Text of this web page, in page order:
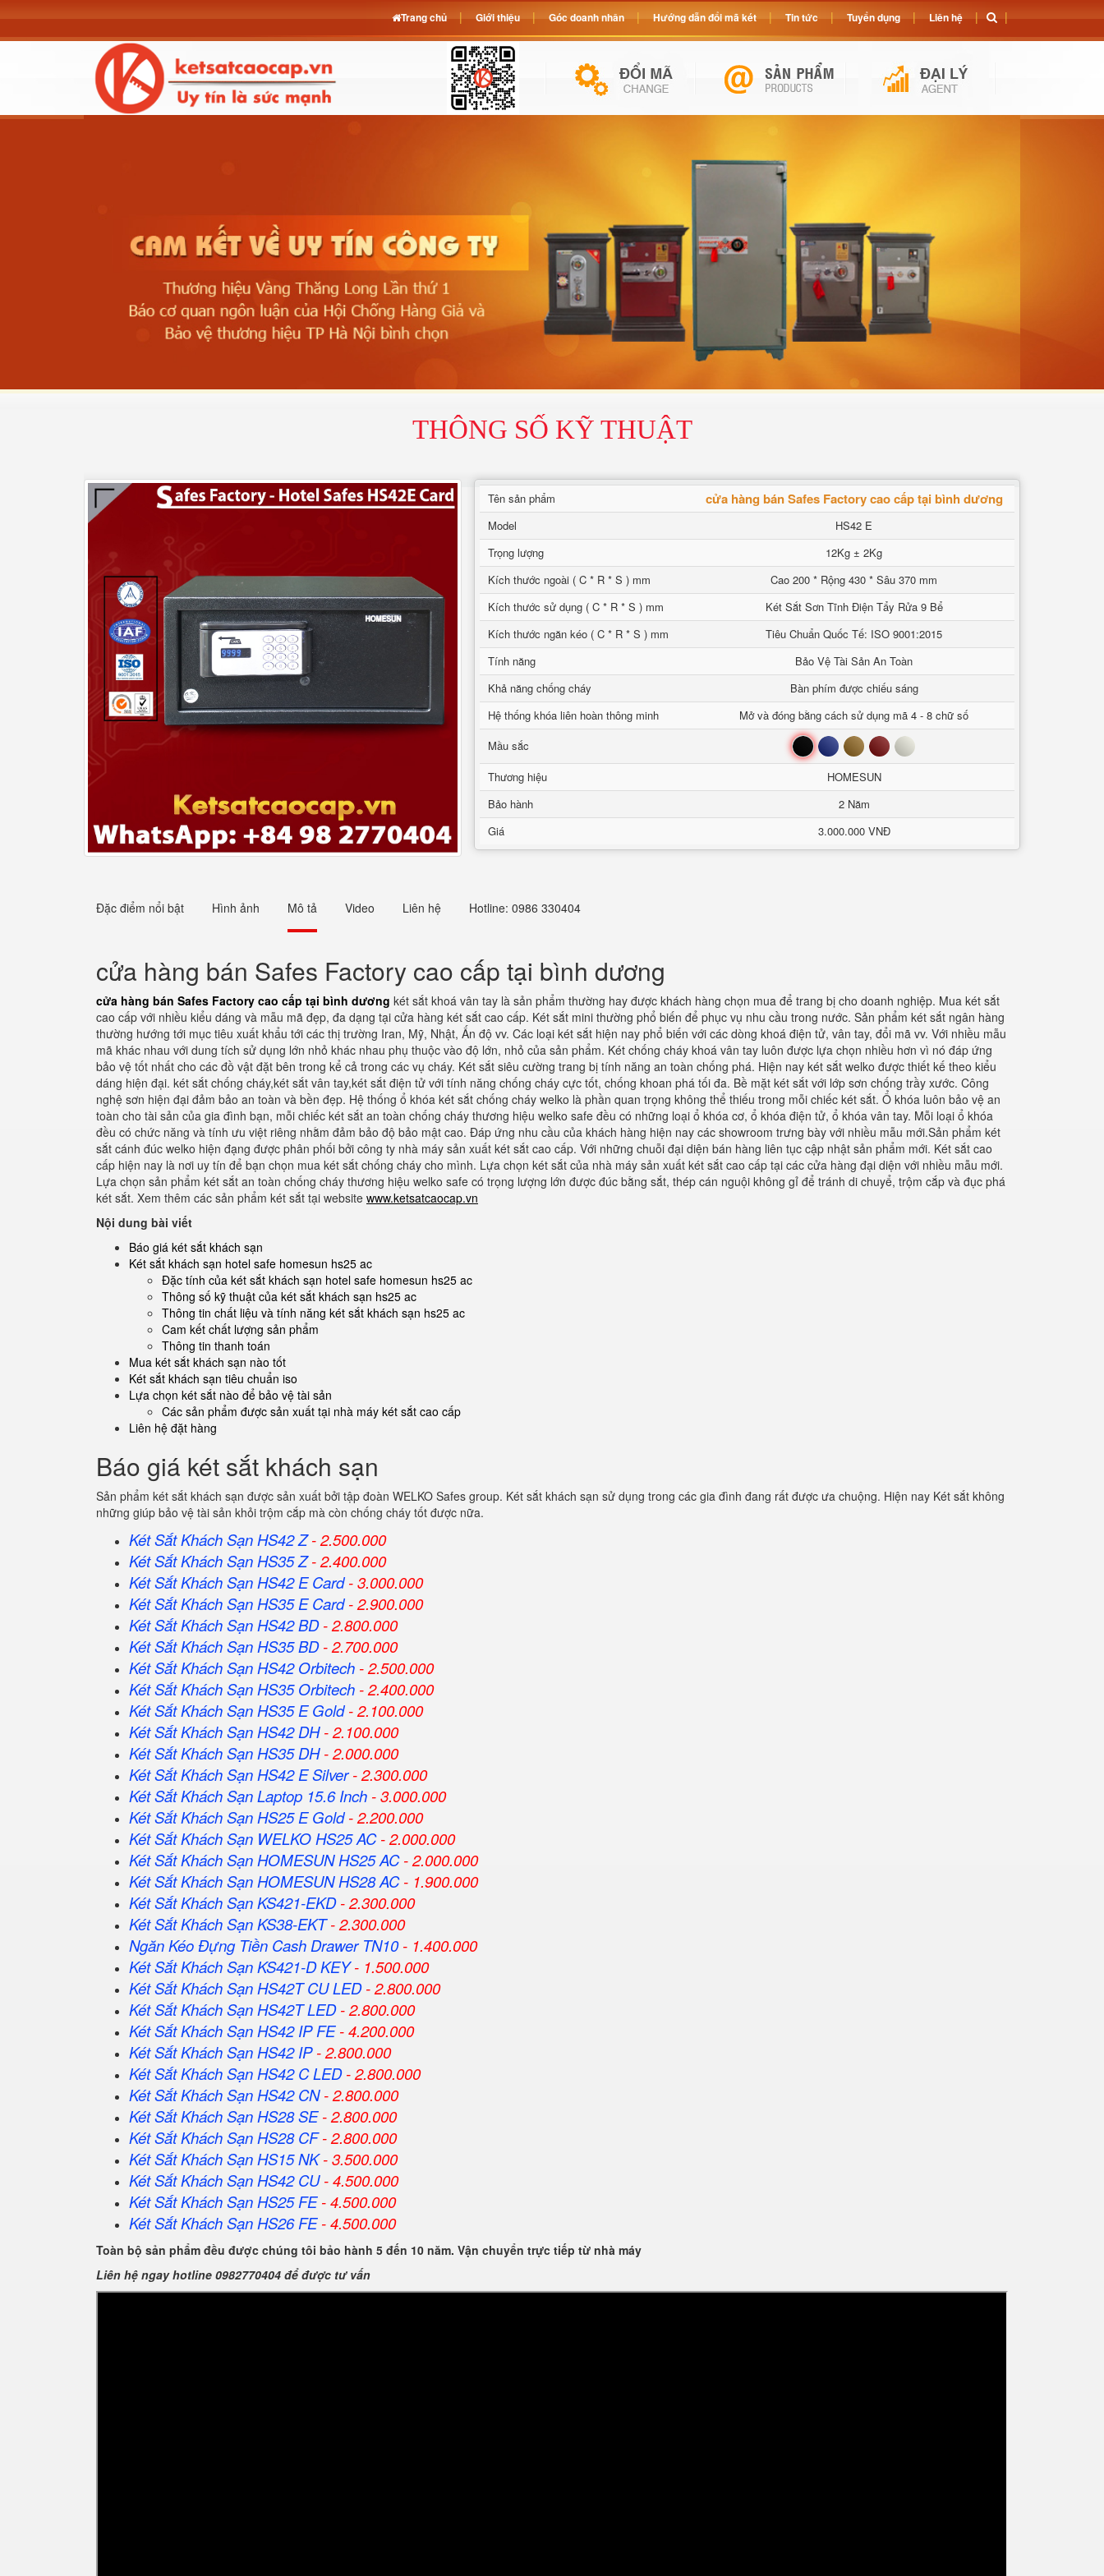
THÔNG SỐ KỸ THUẬT
Tên sản phẩm cửa hàng bán Safes Factory cao cấp tại bình dương
Model
HS42 E
Trọng lượng
12Kg ± 2Kg
Kích thước ngoài ( C * R * S ) mm
Cao 200 * Rộng 430 * Sâu 370 mm
Kích thước sử dụng ( C * R * S ) mm
Két Sắt Sơn Tĩnh Điện Tẩy Rửa 9 Bể
Kích thước ngăn kéo ( C * R * S ) mm
Tiêu Chuẩn Quốc Tế: ISO 9001:2015
Tính năng
Bảo Vệ Tài Sản An Toàn
Khả năng chống cháy
Bàn phím được chiếu sáng
Hệ thống khóa liên hoàn thông minh
Mở và đóng bằng cách sử dụng mã 4 - 8 chữ số
Mầu sắc
Đen Xanh Nâu Đỏ Trắng
Thương hiệu
HOMESUN
Bảo hành
2 Năm
Giá
3.000.000 VNĐ
Đặc điểm nổi bật Hình ảnh Mô tả Video Liên hệ Hotline: 0986 330404
cửa hàng bán Safes Factory cao cấp tại bình dương
cửa hàng bán Safes Factory cao cấp tại bình dương két sắt khoá vân tay là sản phẩm thường hay được khách hàng chọn mua để trang bị cho doanh nghiệp. Mua két sắt
cao cấp với nhiều kiểu dáng và mẫu mã đẹp, đa dạng tại cửa hàng két sắt cao cấp. Két sắt mini thường phổ biến để phục vụ nhu cầu trong nước. Sản phẩm két sắt ngân hàng
thường hướng tới mục tiêu xuất khẩu tới các thị trường Iran, Mỹ, Nhật, Ấn độ vv. Các loại két sắt hiện nay phổ biến với các dòng khoá điện tử, vân tay, đổi mã vv. Với nhiều mẫu
mã khác nhau với dung tích sử dụng lớn nhỏ khác nhau phụ thuộc vào độ lớn, nhỏ của sản phẩm. Két chống cháy khoá vân tay luôn được lựa chọn nhiều hơn vì nó đáp ứng
bảo vệ tốt nhất cho các đồ vật đặt bên trong kể cả trong các vụ cháy. Két sắt siêu cường trang bị tính năng an toàn chống phá. Hiện nay két sắt welko được thiết kế theo kiểu
dáng hiện đại. két sắt chống cháy,két sắt vân tay,két sắt điện tử với tính năng chống cháy cực tốt, chống khoan phá tối đa. Bề mặt két sắt với lớp sơn chống trầy xước. Công
nghệ sơn hiện đại đảm bảo an toàn và bền đẹp. Hệ thống ổ khóa két sắt chống cháy welko là phần quan trọng không thể thiếu trong mỗi chiếc két sắt. Ổ khóa luôn bảo vệ an
toàn cho tài sản của gia đình bạn, mỗi chiếc két sắt an toàn chống cháy thương hiệu welko safe đều có những loại ổ khóa cơ, ổ khóa điện tử, ổ khóa vân tay. Mỗi loại ổ khóa
đều có chức năng và tính ưu việt riêng nhằm đảm bảo độ bảo mật cao. Đáp ứng nhu cầu của khách hàng hiện nay các showroom trưng bày với nhiều mẫu mới.Sản phẩm két
sắt cánh đúc welko hiện đạng được phân phối bởi công ty nhà máy sản xuất két sắt cao cấp. Với những chuỗi đại diện bán hàng liên tục cập nhật sản phẩm mới. Két sắt cao
cấp hiện nay là nơi uy tín để bạn chọn mua két sắt chống cháy cho mình. Lựa chọn két sắt của nhà máy sản xuất két sắt cao cấp tại các cửa hàng đại diện với nhiều mẫu mới.
Lựa chọn sản phẩm két sắt an toàn chống cháy thương hiệu welko safe có trọng lượng lớn được đúc bằng sắt, thép cán nguội không gỉ để tránh di chuyể, trộm cắp và đục phá
két sắt. Xem thêm các sản phẩm két sắt tại website www.ketsatcaocap.vn
Nội dung bài viết
Báo giá két sắt khách sạn
Két sắt khách sạn hotel safe homesun hs25 ac
Đặc tính của két sắt khách sạn hotel safe homesun hs25 ac
Thông số kỹ thuật của két sắt khách sạn hs25 ac
Thông tin chất liệu và tính năng két sắt khách sạn hs25 ac
Cam kết chất lượng sản phẩm
Thông tin thanh toán
Mua két sắt khách sạn nào tốt
Két sắt khách sạn tiêu chuẩn iso
Lựa chọn két sắt nào để bảo vệ tài sản
Các sản phẩm được sản xuất tại nhà máy két sắt cao cấp
Liên hệ đặt hàng
Báo giá két sắt khách sạn
Sản phẩm két sắt khách sạn được sản xuất bởi tập đoàn WELKO Safes group. Két sắt khách sạn sử dụng trong các gia đình đang rất được ưa chuộng. Hiện nay Két sắt không
những giúp bảo vệ tài sản khỏi trộm cắp mà còn chống cháy tốt được nữa.
Két Sắt Khách Sạn HS42 Z- 2.500.000
Két Sắt Khách Sạn HS35 Z- 2.400.000
Két Sắt Khách Sạn HS42 E Card- 3.000.000
Két Sắt Khách Sạn HS35 E Card- 2.900.000
Két Sắt Khách Sạn HS42 BD- 2.800.000
Két Sắt Khách Sạn HS35 BD- 2.700.000
Két Sắt Khách Sạn HS42 Orbitech - 2.500.000
Két Sắt Khách Sạn HS35 Orbitech - 2.400.000
Két Sắt Khách Sạn HS35 E Gold- 2.100.000
Két Sắt Khách Sạn HS42 DH- 2.100.000
Két Sắt Khách Sạn HS35 DH- 2.000.000
Két Sắt Khách Sạn HS42 E Silver- 2.300.000
Két Sắt Khách Sạn Laptop 15.6 Inch - 3.000.000
Két Sắt Khách Sạn HS25 E Gold- 2.200.000
Két Sắt Khách Sạn WELKO HS25 AC- 2.000.000
Két Sắt Khách Sạn HOMESUN HS25 AC- 2.000.000
Két Sắt Khách Sạn HOMESUN HS28 AC- 1.900.000
Két Sắt Khách Sạn KS421-EKD- 2.300.000
Két Sắt Khách Sạn KS38-EKT- 2.300.000
Ngăn Kéo Đựng Tiền Cash Drawer TN10- 1.400.000
Két Sắt Khách Sạn KS421-D KEY- 1.500.000
Két Sắt Khách Sạn HS42T CU LED- 2.800.000
Két Sắt Khách Sạn HS42T LED- 2.800.000
Két Sắt Khách Sạn HS42 IP FE- 4.200.000
Két Sắt Khách Sạn HS42 IP- 2.800.000
Két Sắt Khách Sạn HS42 C LED- 2.800.000
Két Sắt Khách Sạn HS42 CN- 2.800.000
Két Sắt Khách Sạn HS28 SE- 2.800.000
Két Sắt Khách Sạn HS28 CF- 2.800.000
Két Sắt Khách Sạn HS15 NK- 3.500.000
Két Sắt Khách Sạn HS42 CU- 4.500.000
Két Sắt Khách Sạn HS25 FE- 4.500.000
Két Sắt Khách Sạn HS26 FE- 4.500.000
Toàn bộ sản phẩm đều được chúng tôi bảo hành 5 đến 10 năm. Vận chuyển trực tiếp từ nhà máy
Liên hệ ngay hotline 0982770404 để được tư vấn
Trang chủ Giới thiệu Góc doanh nhân Hướng dẫn đổi mã két Tin tức Tuyển dụng Liên hệ